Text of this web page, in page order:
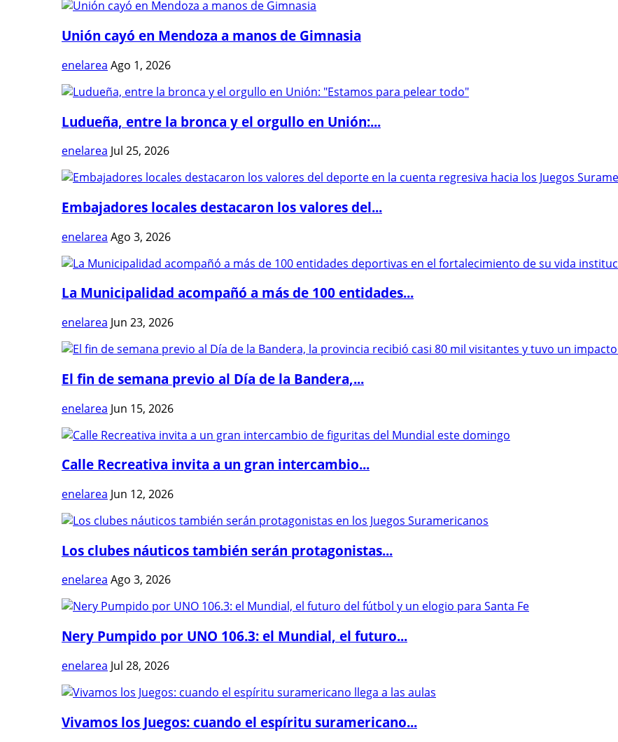
Unión cayó en Mendoza a manos de Gimnasia
enelarea Ago 1, 2026
Ludueña, entre la bronca y el orgullo en Unión:...
enelarea Jul 25, 2026
Embajadores locales destacaron los valores del...
enelarea Ago 3, 2026
La Municipalidad acompañó a más de 100 entidades...
enelarea Jun 23, 2026
El fin de semana previo al Día de la Bandera,...
enelarea Jun 15, 2026
Calle Recreativa invita a un gran intercambio...
enelarea Jun 12, 2026
Los clubes náuticos también serán protagonistas...
enelarea Ago 3, 2026
Nery Pumpido por UNO 106.3: el Mundial, el futuro...
enelarea Jul 28, 2026
Vivamos los Juegos: cuando el espíritu suramericano...